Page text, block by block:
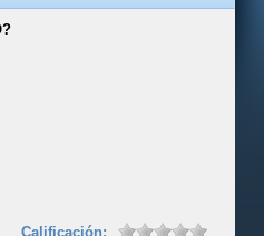
Calificación: